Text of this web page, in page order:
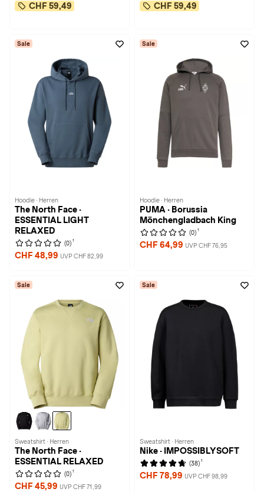
CHF 59,49 CHF 59,49
Sale
Hoodie · Herren
The North Face ·
ESSENTIAL LIGHT
RELAXED
(0) 1
CHF 48,99 UVP CHF 82,99
Sale
Hoodie · Herren
PUMA · Borussia
Mönchengladbach King
(0) 1
CHF 64,99 UVP CHF 76,95
Sale
Sweatshirt · Herren
The North Face ·
ESSENTIAL RELAXED
(0) 1
CHF 45,99 UVP CHF 71,99
Sale
Sweatshirt · Herren
Nike · IMPOSSIBLYSOFT
(38) 1
CHF 78,99 UVP CHF 98,99